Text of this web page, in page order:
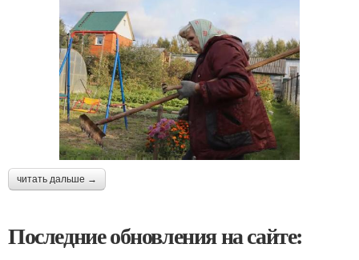
читать дальше →
Последние обновления на сайте: